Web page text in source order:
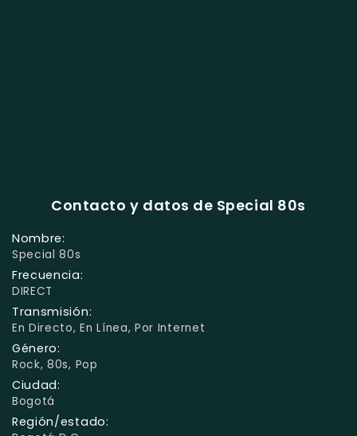
Contacto y datos de Special 80s
Nombre:
Special 80s
Frecuencia:
DIRECT
Transmisión:
En Directo, En Línea, Por Internet
Género:
Rock, 80s, Pop
Ciudad:
Bogotá
Región/estado: